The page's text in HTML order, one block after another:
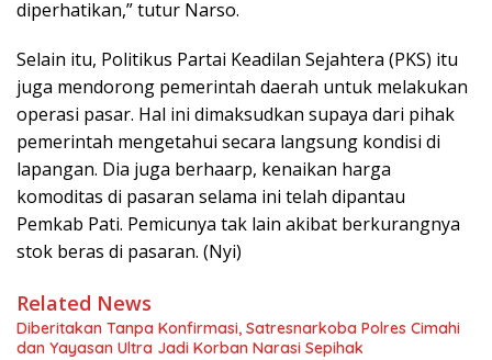
diperhatikan,” tutur Narso.
Selain itu, Politikus Partai Keadilan Sejahtera (PKS) itu
juga mendorong pemerintah daerah untuk melakukan
operasi pasar. Hal ini dimaksudkan supaya dari pihak
pemerintah mengetahui secara langsung kondisi di
lapangan. Dia juga berhaarp, kenaikan harga
komoditas di pasaran selama ini telah dipantau
Pemkab Pati. Pemicunya tak lain akibat berkurangnya
stok beras di pasaran. (Nyi)
Related News
Diberitakan Tanpa Konfirmasi, Satresnarkoba Polres Cimahi
dan Yayasan Ultra Jadi Korban Narasi Sepihak